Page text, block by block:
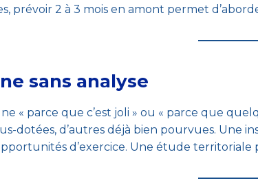
prévoir 2 à 3 mois en amont permet
sans analyse
« parce que c’est joli » ou « parce que
dotées, d’autres déjà bien pourvues.
d’exercice. Une étude territoriale